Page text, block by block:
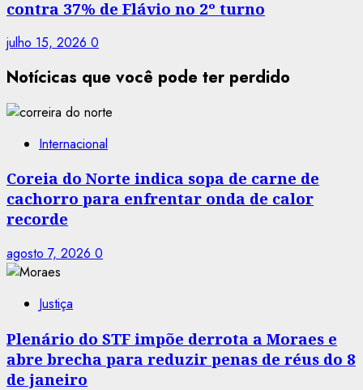
contra 37% de Flávio no 2º turno
julho 15, 2026 0
Notícicas que você pode ter perdido
Internacional
Coreia do Norte indica sopa de carne de
cachorro para enfrentar onda de calor
recorde
agosto 7, 2026 0
Justiça
Plenário do STF impõe derrota a Moraes e
abre brecha para reduzir penas de réus do 8
de janeiro